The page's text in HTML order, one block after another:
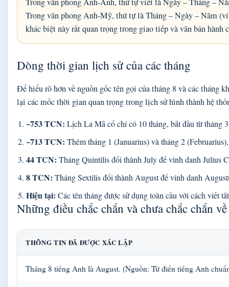
Trong văn phong Anh-Mỹ, thứ tự là Tháng – Ngày – Năm
khác biệt này rất quan trọng trong giao tiếp và văn bản hành
Dòng thời gian lịch sử của các tháng
Để hiểu rõ hơn về nguồn gốc tên gọi của tháng 8 và các tháng
lại các mốc thời gian quan trọng trong lịch sử hình thành hệ
~753 TCN: Lịch La Mã cổ chỉ có 10 tháng, bắt đầu từ tháng
~713 TCN: Thêm tháng 1 (Januarius) và tháng 2
44 TCN: Tháng Quintilis đổi thành July để vinh danh Julius
8 TCN: Tháng Sextilis đổi thành August để vinh danh
Hiện tại: Các tên tháng được sử dụng toàn cầu với cách viết
Những điều chắc chắn và chưa chắc chắn
THÔNG TIN ĐÃ ĐƯỢC XÁC LẬP
Tháng 8 tiếng Anh là August. (Nguồn: Từ điển tiếng Anh